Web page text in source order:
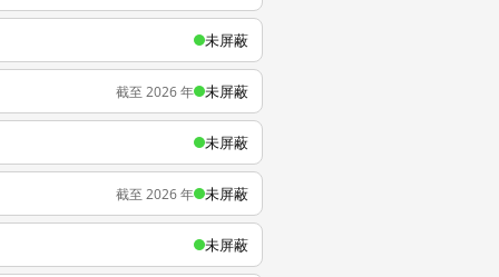
未屏蔽
截至 2026 年 未屏蔽
未屏蔽
截至 2026 年 未屏蔽
未屏蔽